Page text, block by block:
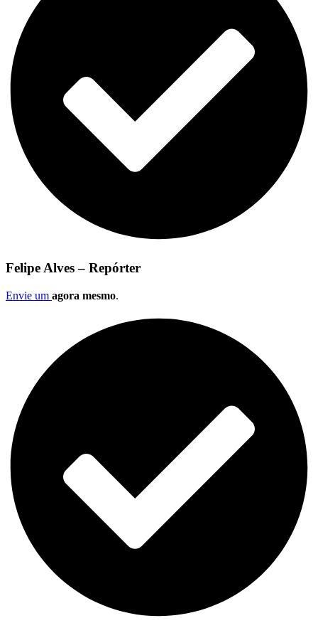
Felipe Alves – Repórter
Envie um agora mesmo.